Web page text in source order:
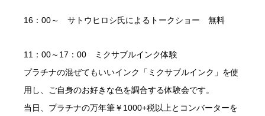
16：00～ サトウヒロシ氏によるトークショー 無料
11：00～17：00 ミクサブルインク体験
プラチナの混ぜてもいいインク「ミクサブルインク」を使
用し、ご自身のお好きな色を調合する体験会です。
当日、プラチナの万年筆￥1000+税以上とコンバーターを